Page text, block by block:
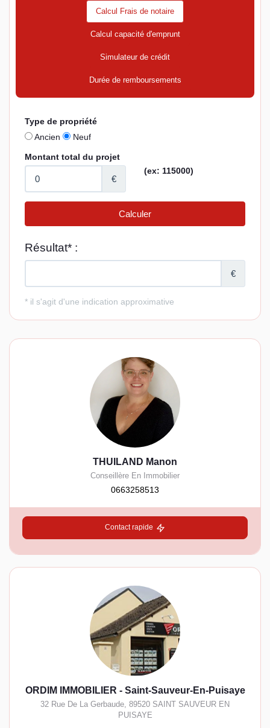
Calcul Frais de notaire
Calcul capacité d'emprunt
Simulateur de crédit
Durée de remboursements
THUILAND Manon
Conseillère En Immobilier
0663258513
Contact rapide
ORDIM IMMOBILIER - Saint-Sauveur-En-Puisaye
32 Rue De La Gerbaude 89520 SAINT SAUVEUR EN
PUISAYE